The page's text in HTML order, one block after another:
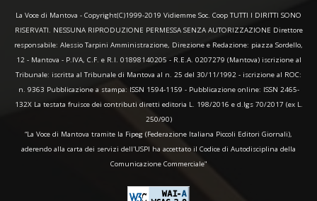
La Voce di Mantova - Copyright(C)1999-2019 Vidiemme Soc. Coop TUTTI I DIRITTI SONO
RISERVATI. NESSUNA RIPRODUZIONE PERMESSA SENZA AUTORIZZAZIONE Direttore
responsabile: Alessio Tarpini Amministrazione, Direzione e Redazione: piazza Sordello,
12 - Mantova - P.IVA, C.F. e R.I. 01898140205 - R.E.A. 0207279 (Mantova) iscrizione al
Tribunale: iscritta al Tribunale di Mantova al n. 25 del 30/11/1992 - iscrizione al ROC:
n. 9363 Pubblicazione a stampa: ISSN 1594-1159 - Pubblicazione online: ISSN 2465-
132X La testata fruisce dei contributi diretti editoria L. 198/2016 e d.lgs 70/2017 (ex L.
250/90)
“La Voce di Mantova tramite la Fipeg (Federazione Italiana Piccoli Editori Giornali),
aderendo alla carta dei servizi dell'USPI ha accettato il Codice di Autodisciplina della
Comunicazione Commerciale"